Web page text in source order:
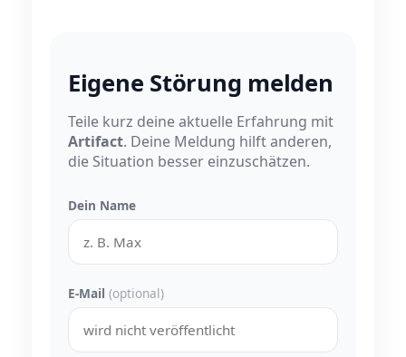
Eigene Störung melden
Teile kurz deine aktuelle Erfahrung mit
Artifact. Deine Meldung hilft anderen,
die Situation besser einzuschätzen.
Dein Name
E-Mail (optional)